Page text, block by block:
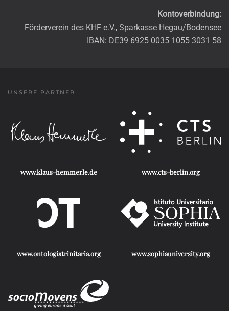
Kontoverbindung:
Förderverein des KHF e.V., Sparkasse Hegau/Bodensee
IBAN: DE39 6925 0035 1055 3031 58
UNSERE PARTNER
www.klaus-hemmerle.de www.cts-berlin.org
www.ontologiatrinitaria.org www.sophiauniversity.org